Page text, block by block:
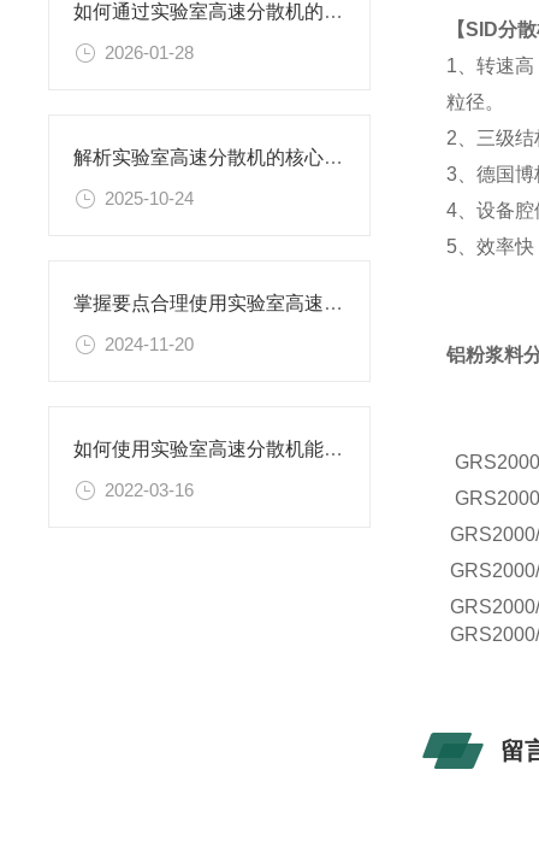
如何通过实验室高速分散机的工艺参数优化提升产品分散细度与稳定性
2026-01-28
解析实验室高速分散机的核心构造及原理
2025-10-24
掌握要点合理使用实验室高速分散机
2024-11-20
如何使用实验室高速分散机能保证其良好工作状态？
2022-03-16
【SID分
1、转速
粒径。
2、三级
3、德国
4、设备
5、效率
铝粉浆料
GRS
GRS
GRS
GRS
GRS
GRS
留